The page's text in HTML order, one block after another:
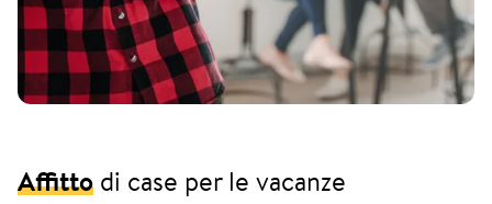
Affitto di case per le vacanze